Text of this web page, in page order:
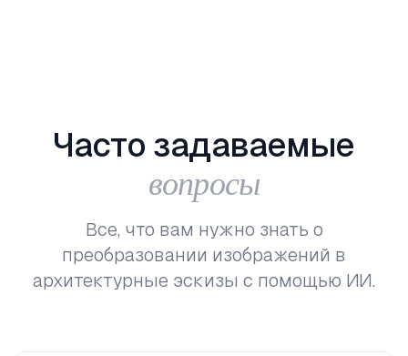
Часто задаваемые
вопросы
Все, что вам нужно знать о
преобразовании изображений в
архитектурные эскизы с помощью ИИ.